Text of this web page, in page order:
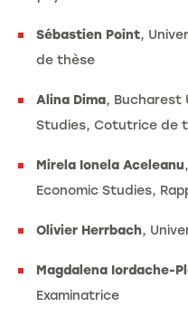
Sébastien Point,
de thèse
Alina Dima, Bucharest
Studies, Cotutrice de
Mirela Ionela Aceleanu,
Economic Studies,
Olivier Herrbach,
Magdalena Iordache-
Examinatrice